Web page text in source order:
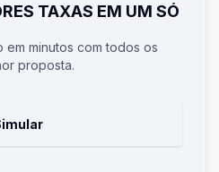
TAXAS EM UM SÓ
em minutos com todos os
proposta.